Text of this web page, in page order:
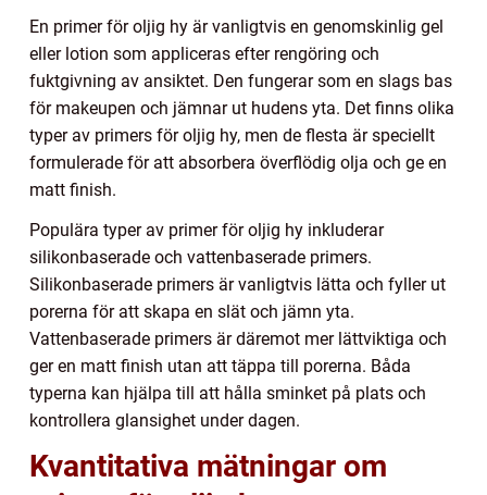
En primer för oljig hy är vanligtvis en genomskinlig gel
eller lotion som appliceras efter rengöring och
fuktgivning av ansiktet. Den fungerar som en slags bas
för makeupen och jämnar ut hudens yta. Det finns olika
typer av primers för oljig hy, men de flesta är speciellt
formulerade för att absorbera överflödig olja och ge en
matt finish.
Populära typer av primer för oljig hy inkluderar
silikonbaserade och vattenbaserade primers.
Silikonbaserade primers är vanligtvis lätta och fyller ut
porerna för att skapa en slät och jämn yta.
Vattenbaserade primers är däremot mer lättviktiga och
ger en matt finish utan att täppa till porerna. Båda
typerna kan hjälpa till att hålla sminket på plats och
kontrollera glansighet under dagen.
Kvantitativa mätningar om